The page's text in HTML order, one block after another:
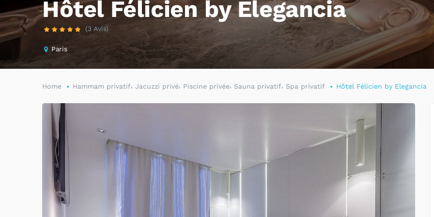
Hôtel Félicien by Elegancia
(3 Avis)
Paris
Home Hammam privatif, Jacuzzi privé, Piscine privée, Sauna privatif, Spa privatif Hôtel Félicien by Elegancia